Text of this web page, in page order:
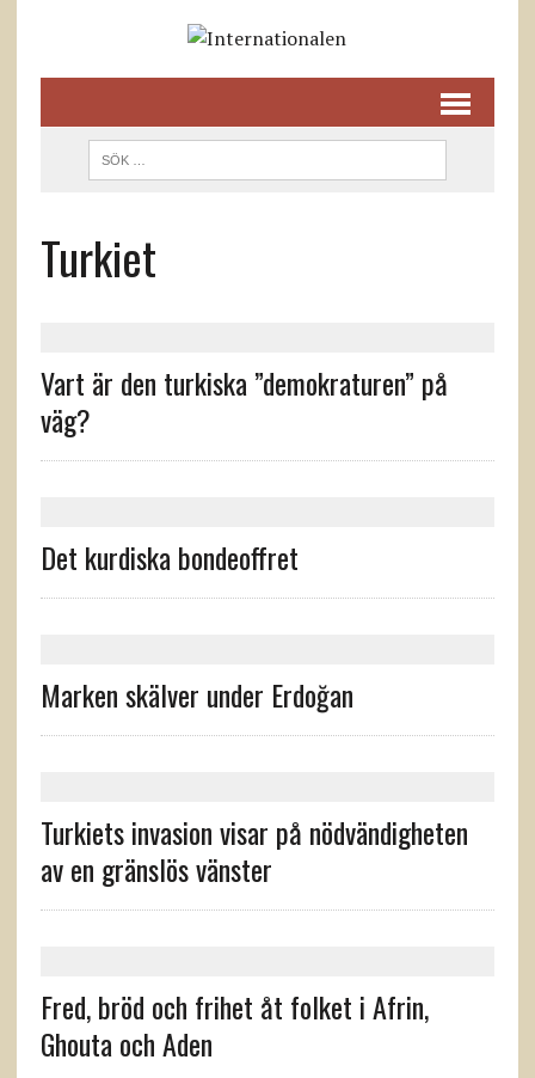
Turkiet
Vart är den turkiska ”demokraturen” på
väg?
Det kurdiska bondeoffret
Marken skälver under Erdoğan
Turkiets invasion visar på nödvändigheten
av en gränslös vänster
Fred, bröd och frihet åt folket i Afrin,
Ghouta och Aden